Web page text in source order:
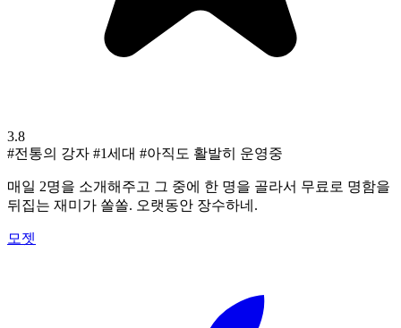
3.8
#전통의 강자 #1세대 #아직도 활발히 운영중
매일 2명을 소개해주고 그 중에 한 명을 골라서 무료로 명함을
뒤집는 재미가 쏠쏠. 오랫동안 장수하네.
모젯